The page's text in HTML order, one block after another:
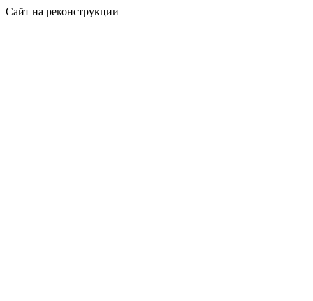
Сайт на реконструкции